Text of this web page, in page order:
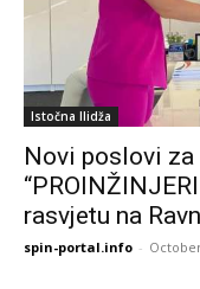
Istočna Ilidža
Novi poslovi
rasvjetu na
spin-portal.info -